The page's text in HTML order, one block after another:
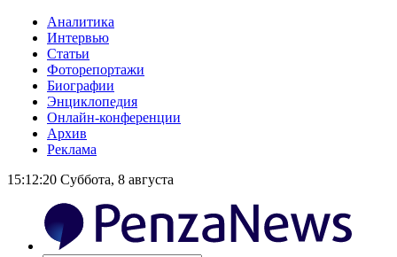
Аналитика
Интервью
Статьи
Фоторепортажи
Биографии
Энциклопедия
Онлайн-конференции
Архив
Реклама
15:12:20 Суббота, 8 августа